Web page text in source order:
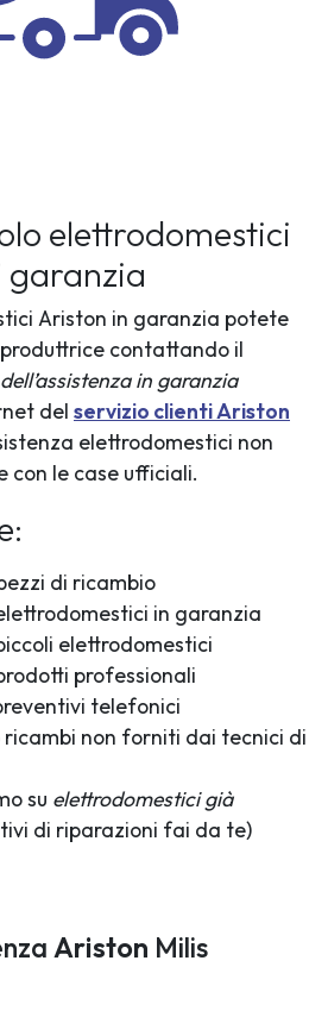
elettrodomestici
Ariston in garanzia potete
contattando il
dell’assistenza in garanzia
del servizio clienti Ariston
elettrodomestici non
con le case ufficiali.
di ricambio
in garanzia
elettrodomestici
professionali
telefonici
ricambi non forniti dai tecnici di
su elettrodomestici già
di riparazioni fai da te)
Ariston Milis